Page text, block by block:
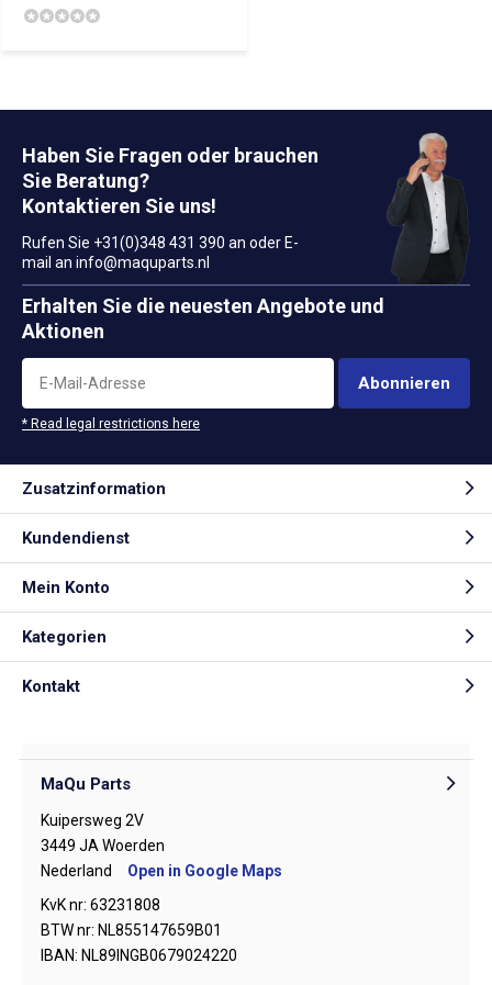
Haben Sie Fragen oder brauchen
Sie Beratung?
Kontaktieren Sie uns!
Rufen Sie +31(0)348 431 390 an oder E-
mail an info@maquparts.nl
Erhalten Sie die neuesten Angebote und
Aktionen
Abonnieren
* Read legal restrictions here
Zusatzinformation
Kundendienst
Mein Konto
Kategorien
Kontakt
MaQu Parts
Kuipersweg 2V
3449 JA Woerden
Nederland
Open in Google Maps
KvK nr: 63231808
BTW nr: NL855147659B01
IBAN: NL89INGB0679024220